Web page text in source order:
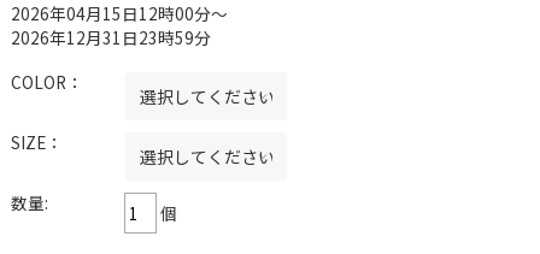
2026年04月15日12時00分〜
2026年12月31日23時59分
COLOR：
SIZE：
数量: 個